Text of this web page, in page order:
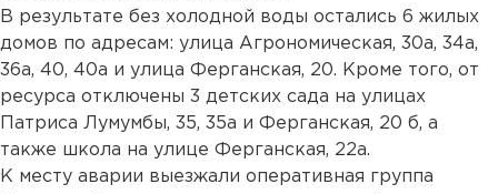
В результате без холодной воды остались 6 жилых
домов по адресам: улица Агрономическая, 30а, 34а,
36а, 40, 40а и улица Ферганская, 20. Кроме того, от
ресурса отключены 3 детских сада на улицах
Патриса Лумумбы, 35, 35а и Ферганская, 20 б, а
также школа на улице Ферганская, 22а.
К месту аварии выезжали оперативная группа